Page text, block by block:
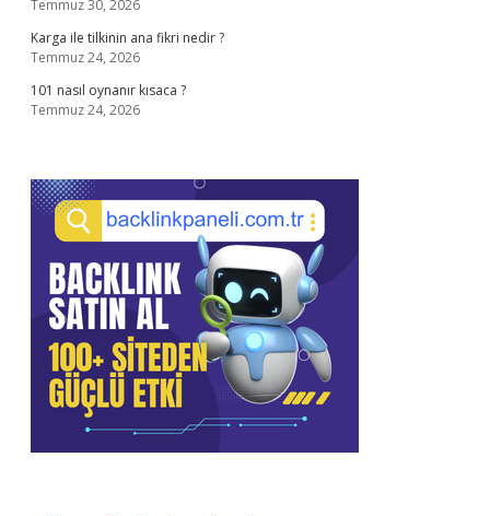
Temmuz 30, 2026
Karga ile tilkinin ana fikri nedir ?
Temmuz 24, 2026
101 nasıl oynanır kısaca ?
Temmuz 24, 2026